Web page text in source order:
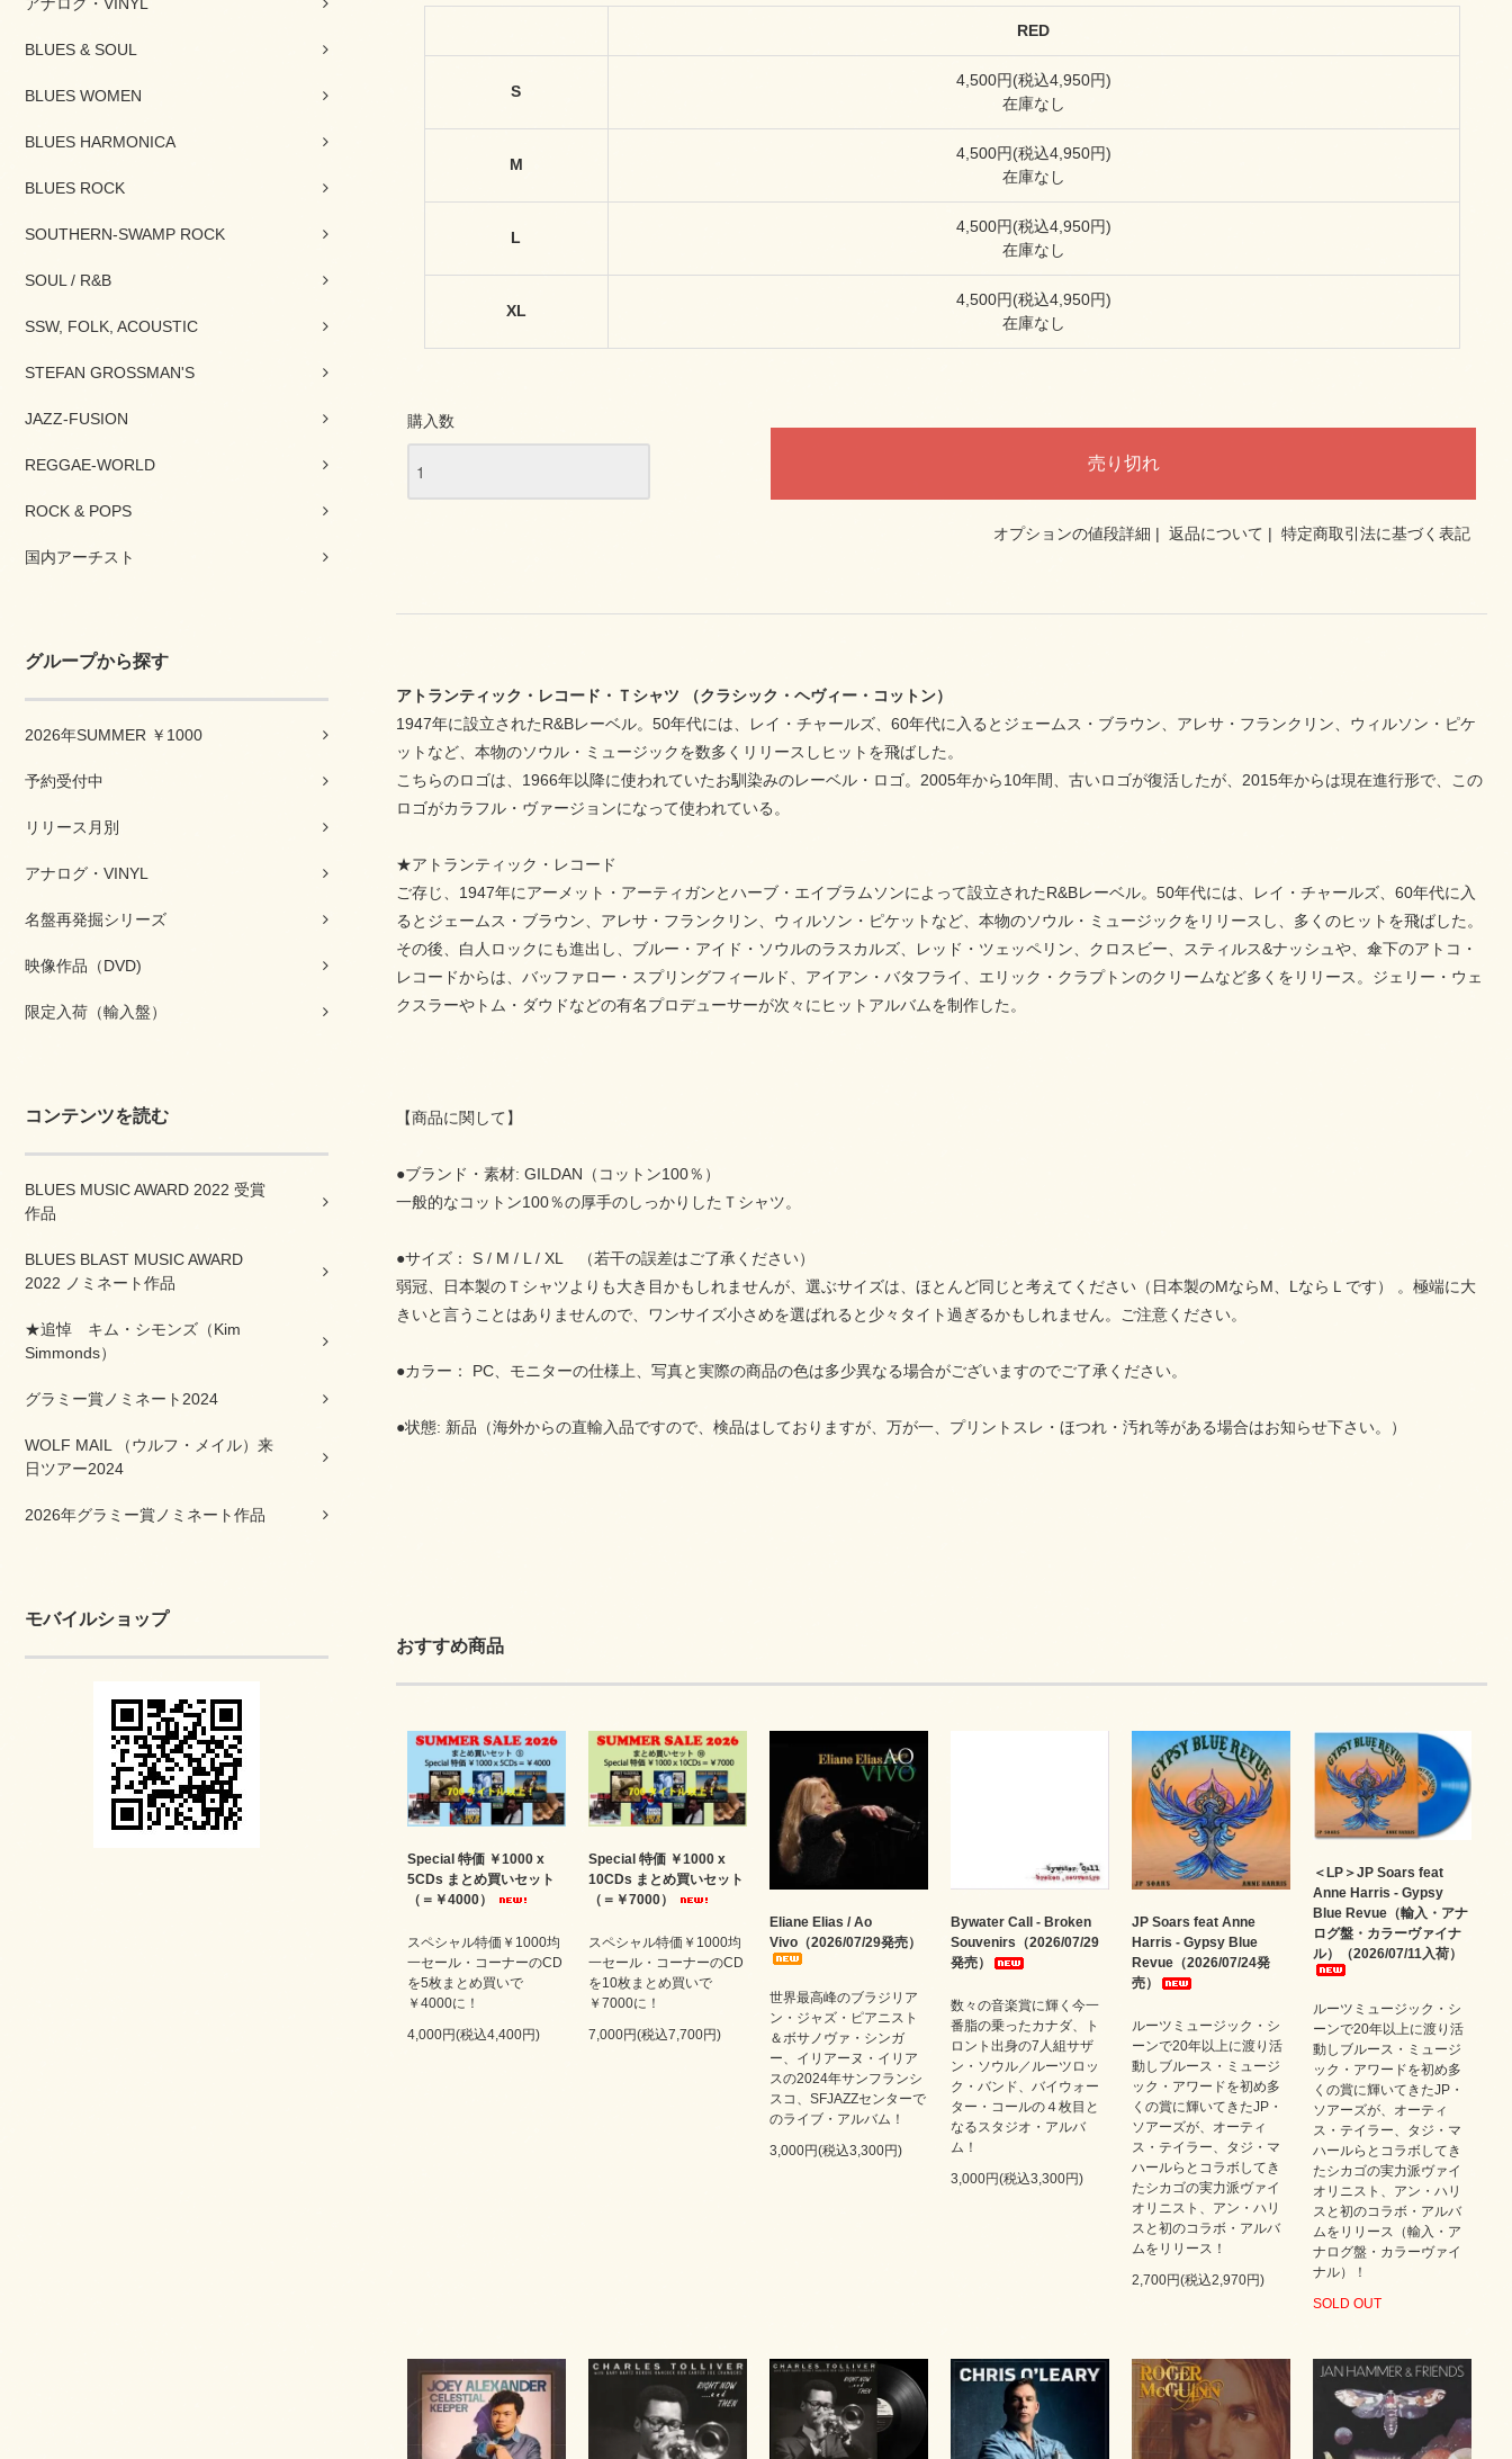
BLUES & SOUL
BLUES WOMEN
BLUES HARMONICA
BLUES ROCK
SOUTHERN-SWAMP ROCK
SOUL / R&B
SSW, FOLK, ACOUSTIC
STEFAN GROSSMAN'S
JAZZ-FUSION
REGGAE-WORLD
ROCK & POPS
国内アーチスト
グループから探す
2026年SUMMER ￥1000
予約受付中
リリース月別
アナログ・VINYL
名盤再発掘シリーズ
映像作品（DVD)
限定入荷（輸入盤）
コンテンツを読む
BLUES MUSIC AWARD 2022 受賞
作品
BLUES BLAST MUSIC AWARD
2022 ノミネート作品
★追悼 キム・シモンズ（Kim
Simmonds）
グラミー賞ノミネート2024
WOLF MAIL （ウルフ・メイル）来
日ツアー2024
2026年グラミー賞ノミネート作品
モバイルショップ
RED
S
4,500円(税込4,950円)
在庫なし
M
4,500円(税込4,950円)
在庫なし
L
4,500円(税込4,950円)
在庫なし
XL
4,500円(税込4,950円)
在庫なし
購入数
オプションの値段詳細 | 返品について | 特定商取引法に基づく表記
アトランティック・レコード・Ｔシャツ （クラシック・ヘヴィー・コットン）
1947年に設立されたR&Bレーベル。50年代には、レイ・チャールズ、60年代に入るとジェームス・ブラウン、アレサ・フランクリン、ウィルソン・ピケ
ットなど、本物のソウル・ミュージックを数多くリリースしヒットを飛ばした。
こちらのロゴは、1966年以降に使われていたお馴染みのレーベル・ロゴ。2005年から10年間、古いロゴが復活したが、2015年からは現在進行形で、この
ロゴがカラフル・ヴァージョンになって使われている。
★アトランティック・レコード
ご存じ、1947年にアーメット・アーティガンとハーブ・エイブラムソンによって設立されたR&Bレーベル。50年代には、レイ・チャールズ、60年代に入
るとジェームス・ブラウン、アレサ・フランクリン、ウィルソン・ピケットなど、本物のソウル・ミュージックをリリースし、多くのヒットを飛ばした。
その後、白人ロックにも進出し、ブルー・アイド・ソウルのラスカルズ、レッド・ツェッペリン、クロスビー、スティルス&ナッシュや、傘下のアトコ・
レコードからは、バッファロー・スプリングフィールド、アイアン・バタフライ、エリック・クラプトンのクリームなど多くをリリース。ジェリー・ウェ
クスラーやトム・ダウドなどの有名プロデューサーが次々にヒットアルバムを制作した。
【商品に関して】
●ブランド・素材: GILDAN（コットン100％）
一般的なコットン100％の厚手のしっかりしたＴシャツ。
●サイズ：
S / M / L / XL （若干の誤差はご了承ください）
弱冠、日本製のＴシャツよりも大き目かもしれませんが、選ぶサイズは、ほとんど同じと考えてください（日本製のMならM、LならＬです） 。極端に大
きいと言うことはありませんので、ワンサイズ小さめを選ばれると少々タイト過ぎるかもしれません。ご注意ください。
●カラー： PC、モニターの仕様上、写真と実際の商品の色は多少異なる場合がございますのでご了承ください。
●状態: 新品（海外からの直輸入品ですので、検品はしておりますが、万が一、プリントスレ・ほつれ・汚れ等がある場合はお知らせ下さい。）
おすすめ商品
Special 特価 ￥1000 x
5CDs まとめ買いセット
（＝￥4000）
スペシャル特価￥1000均
一セール・コーナーのCD
を5枚まとめ買いで
￥4000に！
4,000円(税込4,400円)
Special 特価 ￥1000 x
10CDs まとめ買いセット
（＝￥7000）
スペシャル特価￥1000均
一セール・コーナーのCD
を10枚まとめ買いで
￥7000に！
7,000円(税込7,700円)
Eliane Elias / Ao
Vivo（2026/07/29発売）
世界最高峰のブラジリア
ン・ジャズ・ピアニスト
＆ボサノヴァ・シンガ
ー、イリアーヌ・イリア
スの2024年サンフランシ
スコ、SFJAZZセンターで
のライブ・アルバム！
3,000円(税込3,300円)
Bywater Call - Broken
Souvenirs（2026/07/29
発売）
数々の音楽賞に輝く今一
番脂の乗ったカナダ、ト
ロント出身の7人組サザ
ン・ソウル／ルーツロッ
ク・バンド、バイウォー
ター・コールの４枚目と
なるスタジオ・アルバ
ム！
3,000円(税込3,300円)
JP Soars feat Anne
Harris - Gypsy Blue
Revue（2026/07/24発
売）
ルーツミュージック・シ
ーンで20年以上に渡り活
動しブルース・ミュージ
ック・アワードを初め多
くの賞に輝いてきたJP・
ソアーズが、オーティ
ス・テイラー、タジ・マ
ハールらとコラボしてき
たシカゴの実力派ヴァイ
オリニスト、アン・ハリ
スと初のコラボ・アルバ
ムをリリース！
2,700円(税込2,970円)
＜LP＞JP Soars feat
Anne Harris - Gypsy
Blue Revue（輸入・アナ
ログ盤・カラーヴァイナ
ル）（2026/07/11入荷）
ルーツミュージック・シ
ーンで20年以上に渡り活
動しブルース・ミュージ
ック・アワードを初め多
くの賞に輝いてきたJP・
ソアーズが、オーティ
ス・テイラー、タジ・マ
ハールらとコラボしてき
たシカゴの実力派ヴァイ
オリニスト、アン・ハリ
スと初のコラボ・アルバ
ムをリリース（輸入・ア
ナログ盤・カラーヴァイ
ナル）！
SOLD OUT